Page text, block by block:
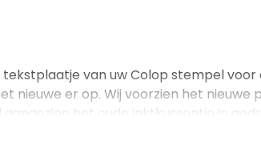
van uw Colop stempel
nieuwe er op. Wij voorzien het
aangezien het oude inktkussentje in